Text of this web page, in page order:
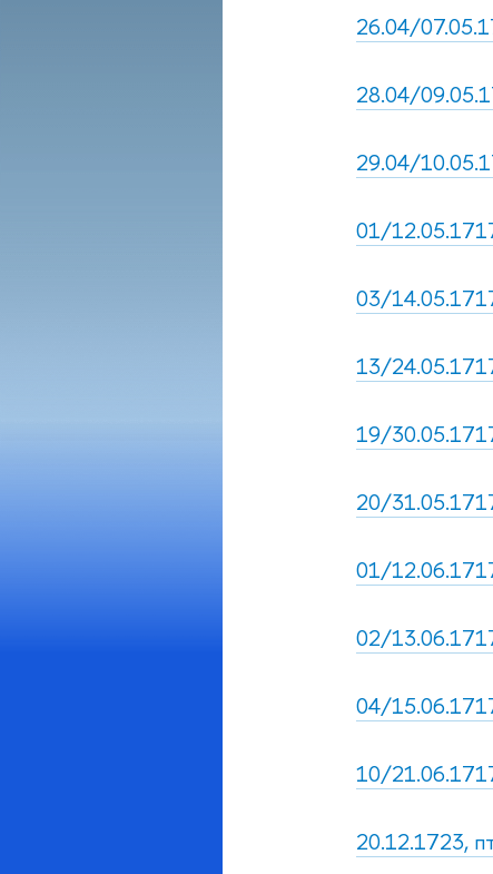
26.04/
28.04/
29.04/
01/
03/
13/
19/
20/
01/
02/
04/
10/
20.12.1723,